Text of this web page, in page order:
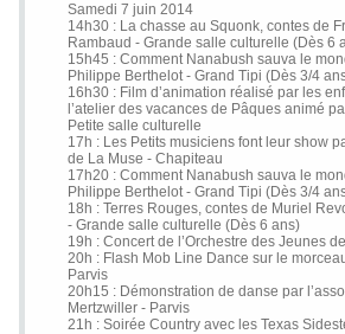
Samedi 7 juin 2014
14h30 : La chasse au Squonk, contes de
Rambaud - Grande salle culturelle (Dès 6
15h45 : Comment Nanabush sauva le
Philippe Berthelot - Grand Tipi (Dès 3/4
16h30 : Film d’animation réalisé par les
l’atelier des vacances de Pâques animé
Petite salle culturelle
17h : Les Petits musiciens font leur show
de La Muse - Chapiteau
17h20 : Comment Nanabush sauva le
Philippe Berthelot - Grand Tipi (Dès 3/4
18h : Terres Rouges, contes de Muriel
- Grande salle culturelle (Dès 6 ans)
19h : Concert de l’Orchestre des Jeunes
20h : Flash Mob Line Dance sur le
Parvis
20h15 : Démonstration de danse par
Mertzwiller - Parvis
21h : Soirée Country avec les Texas